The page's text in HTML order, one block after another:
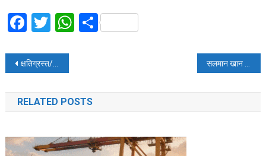
Facebook
Twitter
WhatsApp
Share
Post
navigation
क्षतिग्रस्त/नष्ट हुए घरों के लिए मुख्यमंत्री आवास योजना के तहत आवास दिया जाएगा
RELATED POSTS